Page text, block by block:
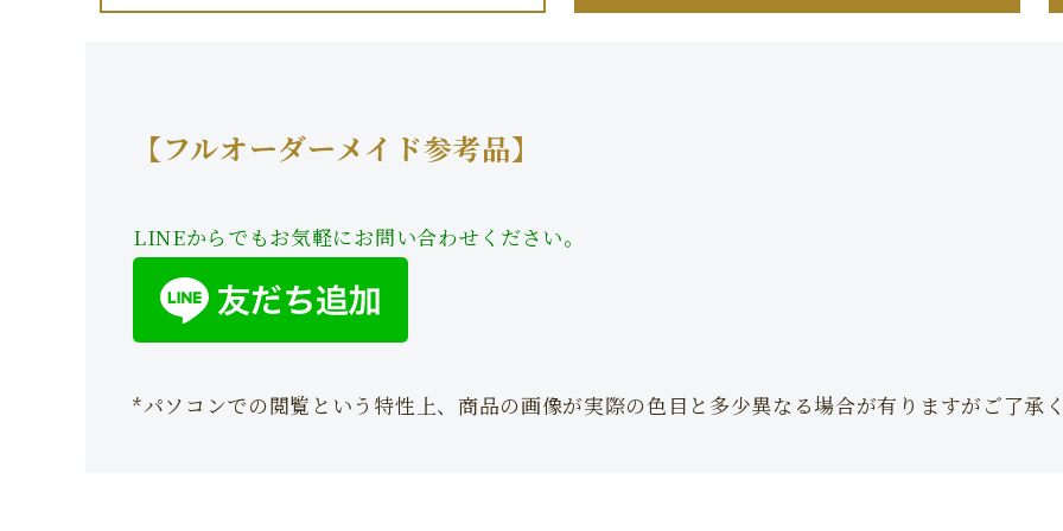
【フルオーダーメイド参考品】
LINEからでもお気軽にお問い合わせください。
*パソコンでの閲覧という特性上、商品の画像が実際の色目と多少異なる場合が有りますがご了承く